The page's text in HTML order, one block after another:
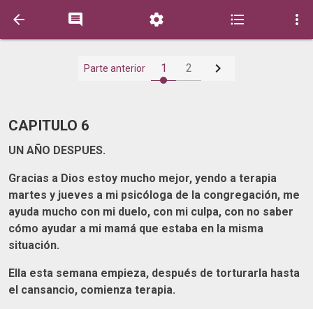
    
Parte anterior 1 2 
CAPITULO 6
UN AÑO DESPUES.
Gracias a Dios estoy mucho mejor, yendo a terapia
martes y jueves a mi psicóloga de la congregación, me
ayuda mucho con mi duelo, con mi culpa, con no saber
cómo ayudar a mi mamá que estaba en la misma
situación.
Ella esta semana empieza, después de torturarla hasta
el cansancio, comienza terapia.